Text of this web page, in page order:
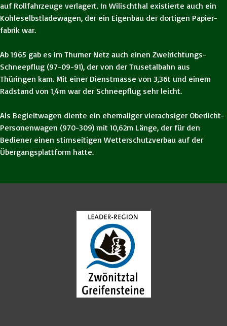
auf Rollfahrzeuge verlagert. In Wilischthal existierte auch ein
Kohleselbstladewagen, der ein Eigenbau der dortigen Papier-
fabrik war.
Ab 1965 gab es im Thumer Netz auch einen Zweirichtungs-
Schneepflug (97-09-91), der von der Trusetalbahn aus
Thüringen kam. Mit einer Dienstmasse von 3,36t und einem
Radstand von 1,4m war der Schneepflug sehr leicht.
Als Begleitwagen diente ein ehemaliger vierachsiger Oberlicht-
Personenwagen (970-309) mit 10,62m Länge, der für den
Bediener einen stirnseitigen Wetterschutzverbau auf der
Übergangsplattform hatte.